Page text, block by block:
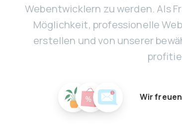
Webentwicklern zu werden. Als
Möglichkeit, professionelle
erstellen und von unserer
Wir